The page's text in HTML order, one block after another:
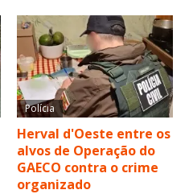
Polícia
Herval d'Oeste entre os
alvos de Operação do
GAECO contra o crime
organizado